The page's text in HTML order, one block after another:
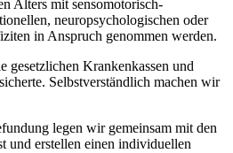
Alters mit sensomotorisch-
neuropsychologischen oder
in Anspruch genommen werden.
gesetzlichen Krankenkassen und
Selbstverständlich machen wir
legen wir gemeinsam mit den
und erstellen einen individuellen